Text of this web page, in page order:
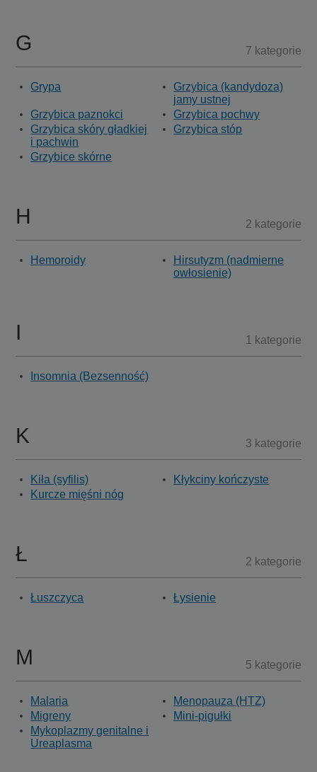
G 7 kategorie
Grypa
Grzybica (kandydoza)
jamy ustnej
Grzybica paznokci
Grzybica pochwy
Grzybica skóry gładkiej
i pachwin
Grzybica stóp
Grzybice skórne
H 2 kategorie
Hemoroidy
Hirsutyzm (nadmierne
owłosienie)
I 1 kategorie
Insomnia (Bezsenność)
K 3 kategorie
Kiła (syfilis)
Kłykciny kończyste
Kurcze mięśni nóg
Ł 2 kategorie
Łuszczyca Łysienie
M 5 kategorie
Malaria
Menopauza (HTZ)
Migreny
Mini-pigułki
Mykoplazmy genitalne i
Ureaplasma